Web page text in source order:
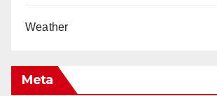
Weather
Meta